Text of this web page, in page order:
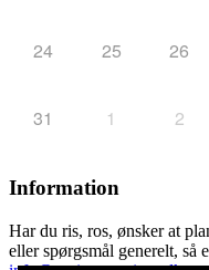
24 25 26
31 1 2
Information
Har du ris, ros, ønsker at
eller spørgsmål generelt, så